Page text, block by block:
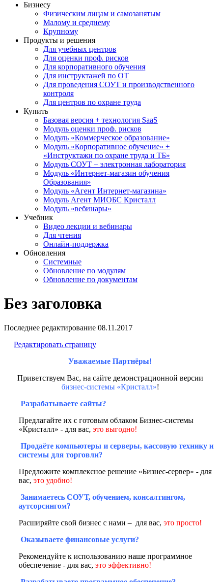
Бизнесу
Физическим лицам и самозанятым
Малому и среднему
Крупному
Продукты и решения
Для учебных центров
Для оценки проф. рисков
Для корпоративного обучения
Для инструктажей по ОТ
Для проведения СОУТ и производственного
контроля
Для центров по охране труда
Купить
Базовая версия + технология SaaS
Модуль оценки проф. рисков
Модуль «Коммерческое образование»
Модуль «Корпоративное обучение» +
«Инструктажи по охране труда и ТБ»
Модуль СОУТ + электронная лаборатория
Модуль «Интернет-магазин обучения
Образования»
Модуль «Агент Интернет-магазина»
Модуль Агент МИОБС Кристалл
Модуль «вебинары»
Учебник
Видео лекции и вебинары
Для чтения
Онлайн-поддержка
Обновления
Системные
Обновление по модулям
Обновление по документам
Без заголовка
Последнее редактирование 08.11.2017
Редактировать страницу
Уважаемые Партнёры!
Приветствуем Вас, на сайте демонстрационной версии
бизнес-системы «Кристалл»!
Разрабатываете сайты?
Предлагайте их с готовым облаком Бизнес-системы
«Кристалл» - для вас, это выгодно!
Продаёте компьютеры и серверы, кассовую технику и
системы для торговли?
Предложите комплексное решение «Бизнес-сервер» - для
вас, это удобно!
Занимаетесь СОУТ, обучением, консалтингом,
аутсорсингом?
Расширяйте свой бизнес с нами – для вас, это просто!
Оказываете финансовые услуги?
Рекомендуйте к использованию наше программное
обеспечение - для вас, это эффективно!